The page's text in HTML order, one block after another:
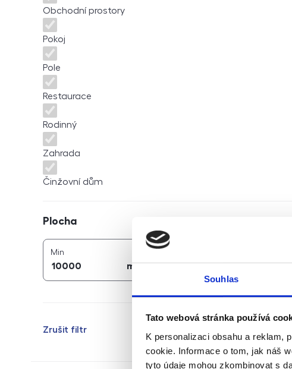
Souhlas
Tato webová stránka používá
K personalizaci obsahu a reklam,
cookie. Informace o tom, jak náš
tyto údaje mohou zkombinovat s
Obchodní prostory
Pokoj
Pole
Restaurace
Rodinný
Zahrada
Činžovní dům
Plocha
Min
m2 m2
Zrušit filtr